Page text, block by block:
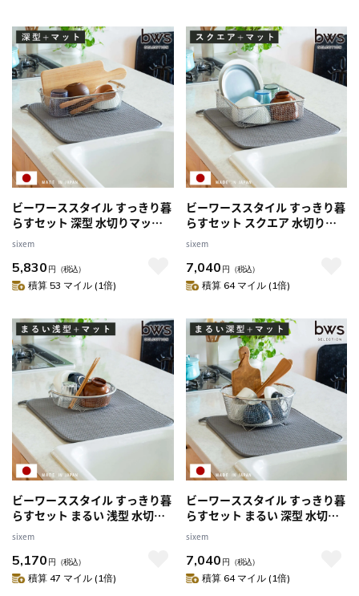
ビーワーススタイル すっきり暮
らすセット 深型 水切りマット
付き （ 水切りラック 日本製 ス
ンク上 食洗機対応 水切りカゴ
燕三条 水切りバスケット ざる
sixem
5,830 円 （税込）
積算 53 マイル (1倍)
ビーワーススタイル すっきり暮
らすセット スクエア 水切りマ
ット付き （ 水切りラック 日本
り シンク上 食洗機対応 水切り
カゴ 燕三条 水切りバスケット
sixem
7,040 円 （税込）
積算 64 マイル (1倍)
ビーワーススタイル すっきり暮
らすセット まるい 浅型 水切り
マット付き （ 水切りラック 日
本製 ステンレス 水切り シンク
上 食洗機対応 水切りかご 水切
りカゴ 燕三条 ざる ザル コンパ
sixem
5,170 円 （税込）
積算 47 マイル (1倍)
ビーワーススタイル すっきり暮
らすセット まるい 深型 水切り
マット付き （ 水切りラック 日
本製 ステンレス 水切り シンク
上 食洗機対応 水切りかご 水切
りカゴ 燕三条 ざる ザル コンパ
sixem
7,040 円 （税込）
積算 64 マイル (1倍)